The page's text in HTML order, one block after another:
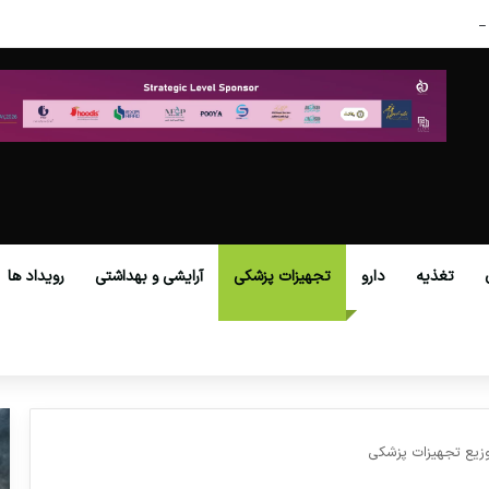
عصر نوین
تغذیه دارو تجهیزات پزشکی آرایشی و بهداشتی رویداد ها
تجهیزات پزشکی